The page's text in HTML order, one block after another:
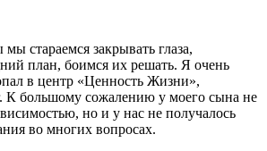
стараемся закрывать глаза,
план, боимся их решать. Я очень
в центр «Ценность Жизни»,
К большому сожалению у моего сына не
но и у нас не получалось
во многих вопросах.